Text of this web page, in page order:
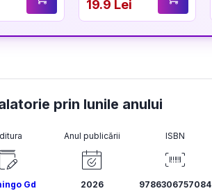
19.9 Lei
prin lunile anului
Gd
Anul publicării
2026
ISBN
9786306757084